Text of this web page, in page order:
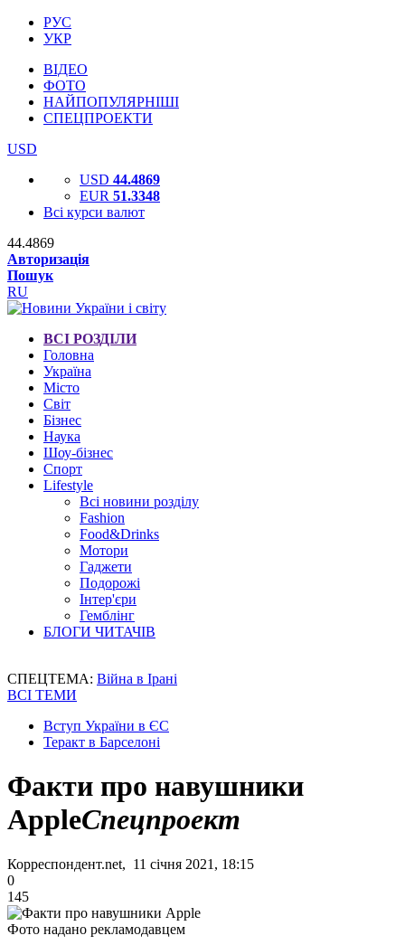
РУС
УКР
ВІДЕО
ФОТО
НАЙПОПУЛЯРНІШІ
СПЕЦПРОЕКТИ
USD
USD 44.4869
EUR 51.3348
Всі курси валют
44.4869
Авторизація
Пошук
RU
ВСІ РОЗДІЛИ
Головна
Україна
Місто
Світ
Бізнес
Наука
Шоу-бізнес
Спорт
Lifestyle
Всі новини розділу
Fashion
Food&Drinks
Мотори
Гаджети
Подорожі
Інтер'єри
Гемблінг
БЛОГИ ЧИТАЧІВ
СПЕЦТЕМА: Війна в Ірані
ВСІ ТЕМИ
Вступ України в ЄС
Теракт в Барселоні
Факти про навушники
AppleСпецпроект
Корреспондент.net, 11 січня 2021, 18:15
0
145
Фото надано рекламодавцем